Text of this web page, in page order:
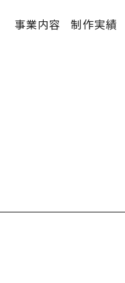
事業内容 制作実績